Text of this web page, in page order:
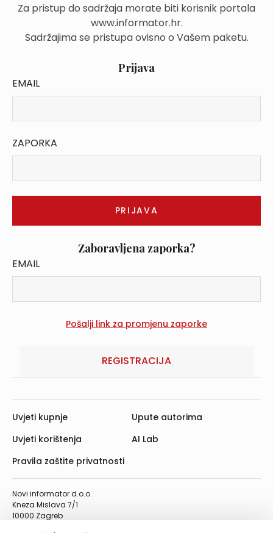
Za pristup do sadržaja morate biti korisnik portala
www.informator.hr.
Sadržajima se pristupa ovisno o Vašem paketu.
Prijava
EMAIL
ZAPORKA
Zaboravljena zaporka?
EMAIL
REGISTRACIJA
Novi informator d.o.o.
Kneza Mislava 7/1
10000 Zagreb
Uvjeti kupnje
Uvjeti korištenja
Pravila zaštite privatnosti
Upute autorima
AI Lab